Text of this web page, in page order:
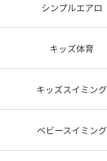
シンプルエアロ
キッズ体育
キッズスイミング
ベビースイミング